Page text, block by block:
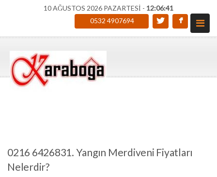
10 AĞUSTOS 2026 PAZARTESİ - 12:06:42
0532 4907694
0216 6426831. Yangın Merdiveni Fiyatları
Nelerdir?